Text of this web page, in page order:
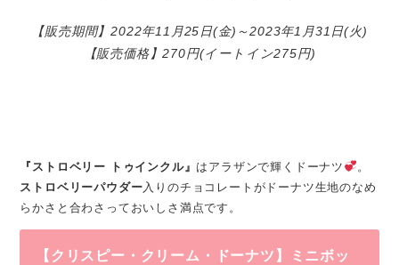
【販売期間】2022年11月25日(金)～2023年1月31日(火)
【販売価格】270円(イートイン275円)
『ストロベリー トゥインクル』 はアラザンで輝くドーナツ
。
ストロベリーパウダー入りのチョコレートがドーナツ生地のなめ
らかさと合わさっておいしさ満点です。
【クリスピー・クリーム・ドーナツ】ミニボッ